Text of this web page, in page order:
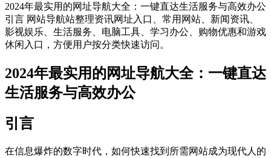
2024年最实用的网址导航大全：一键直达生活服务与高效办公
引言 网站导航站整理资讯网址入口、常用网站、新闻资讯、
影视娱乐、生活服务、电脑工具、学习办公、购物优惠和游戏
休闲入口，方便用户按分类快速访问。
2024年最实用的网址导航大全：一键直达
生活服务与高效办公
引言
在信息爆炸的数字时代，如何快速找到所需网站成为现代人的